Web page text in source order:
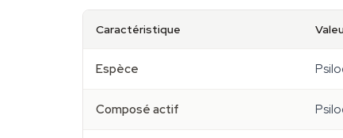
Caractéristique
Espèce
Composé actif